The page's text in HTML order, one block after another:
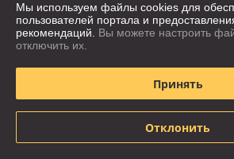
Регистрационный номер ЕГР: 500021625
УНП: 500021625
Дата регистрации компании: 22.06.2000
Ссылка на свидетельство/лицензию
Местонахождение книги жалоб и предложений:
Мы используем файлы cookies для
пользователей портала и
рекомендаций. Вы можете настроить
отключить их.
Принять
Отклонить